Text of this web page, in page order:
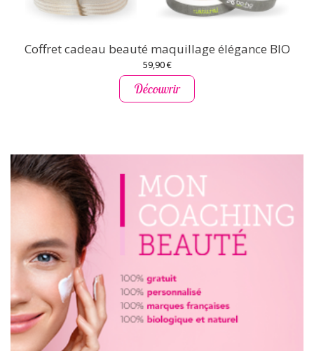
Coffret cadeau beauté maquillage élégance BIO
59,90 €
Découvrir